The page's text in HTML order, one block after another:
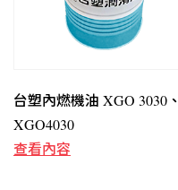
台塑內燃機油 XGO 3030、
XGO4030
查看內容